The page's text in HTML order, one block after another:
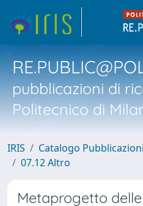
pubblicazioni di
Politecnico di
IRIS Catalogo
07.12 Altro
Metaprogetto